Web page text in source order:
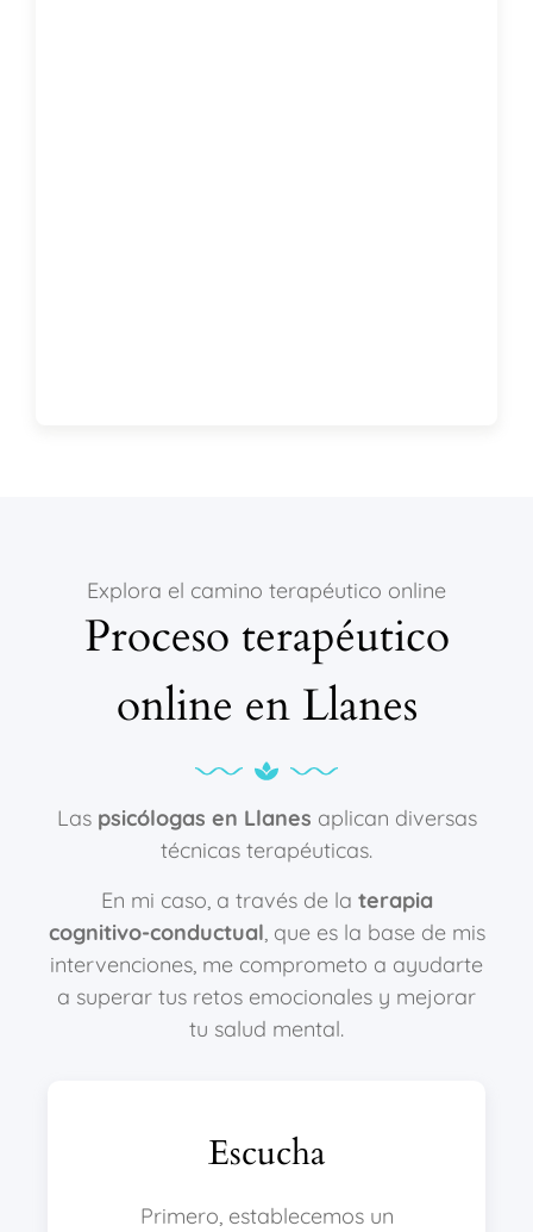
Explora el camino terapéutico online
Proceso terapéutico
online en Llanes
Las psicólogas en Llanes aplican diversas
técnicas terapéuticas.
En mi caso, a través de la terapia
cognitivo-conductual, que es la base de mis
intervenciones, me comprometo a ayudarte
a superar tus retos emocionales y mejorar
tu salud mental.
Escucha
Primero, establecemos un